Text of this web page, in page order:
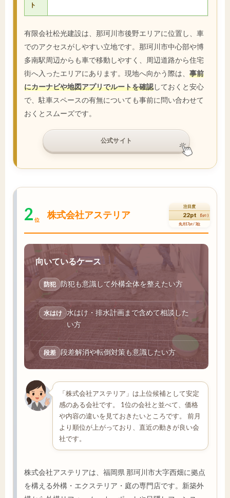
ト
有限会社松光建設は、那珂川市後野エリアに位置し、車
でのアクセスがしやすい立地です。那珂川市中心部や博
多南駅周辺からも車で移動しやすく、周辺道路から住宅
街へ入ったエリアにあります。現地へ向かう際は、 事前
にカーナビや地図アプリでルートを確認しておくと安心
で、駐車スペースの有無についても事前に問い合わせて
おくとスムーズです。
公式サイト
2 位 株式会社アステリア
注目度
22pt (5pt↑)
先月17pt / 3位
向いているケース
防犯 防犯も意識して外構全体を整えたい方
水はけ 水はけ・排水計画まで含めて相談した
い方
段差 段差解消や転倒対策も意識したい方
「株式会社アステリア」は上位候補として安定
感のある会社です。 1位の会社と並べて、価格
や内容の違いを見ておきたいところです。 前月
より順位が上がっており、直近の動きが良い会
社です。
株式会社アステリアは、福岡県 那珂川市大字西畑に拠点
を構える外構・エクステリア・庭の専門店です。新築外